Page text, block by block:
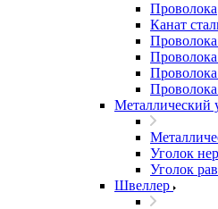
Проволока
Канат
Металлический
Уголок
Уголок
Швеллер